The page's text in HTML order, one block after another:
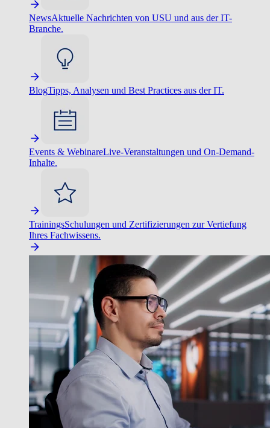
NewsAktuelle Nachrichten von USU und aus der IT-
Branche.
BlogTipps, Analysen und Best Practices aus der IT.
Events & WebinareLive-Veranstaltungen und On-Demand-
Inhalte.
TrainingsSchulungen und Zertifizierungen zur Vertiefung
Ihres Fachwissens.